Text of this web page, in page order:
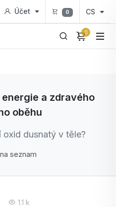
Účet 0 CS
0
a zdravého
oběhu
dusnatý v těle?
seznam
1.1 k